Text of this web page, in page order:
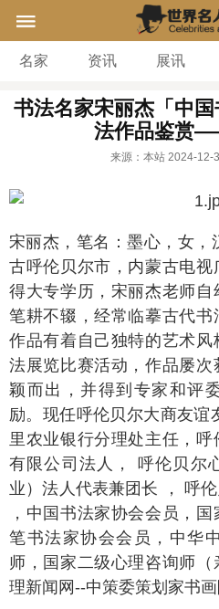
名家 资讯 展讯
书法名家宋丽杰「中
法作品鉴赏
来源：本站 2024-12-
宋丽杰，笔名：墨心，女，
古呼伦贝尔市，内蒙古电
得大专学历，宋丽杰老师
笔耕不辍，经常临摹古代书
作品有着自己独特的艺术
法展览比赛活动，作品屡
颖而出，并得到专家和评
励。现任呼伦贝尔大商友谊
里农业银行分理处主任，
有限公司法人， 呼伦贝尔
业）法人代表兼团长 ， 呼
，中国书法家协会会员，
笔书法家协会会员，中华
师，国家二级心理咨询师
理新闻网--中策委策划家书画